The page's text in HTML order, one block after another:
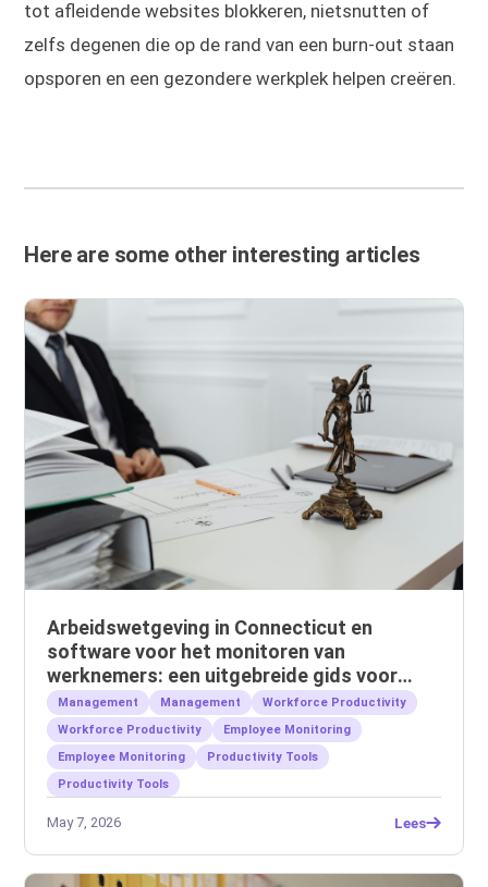
tot afleidende websites blokkeren, nietsnutten of
zelfs degenen die op de rand van een burn-out staan
opsporen en een gezondere werkplek helpen creëren.
Here are some other interesting articles
Arbeidswetgeving in Connecticut en
software voor het monitoren van
werknemers: een uitgebreide gids voor
werkgevers
Management Management
Workforce Productivity
Workforce Productivity
Employee Monitoring
Employee Monitoring
Productivity Tools
Productivity Tools
May 7, 2026 Lees